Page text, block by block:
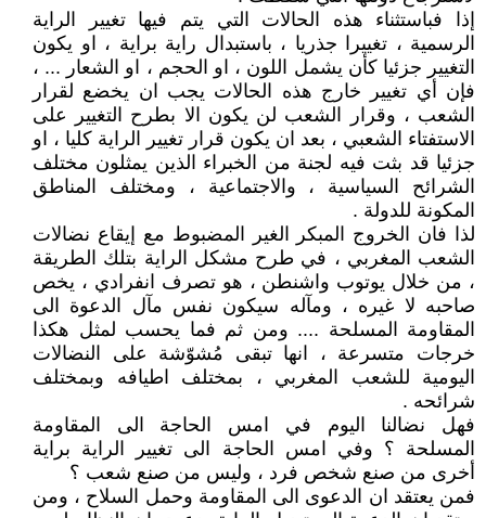
إذا فباستثناء هذه الحالات التي يتم فيها تغيير الراية
الرسمية ، تغييرا جذريا ، باستبدال راية براية ، او يكون
التغيير جزئيا كأن يشمل اللون ، او الحجم ، او الشعار ... ،
فإن أي تغيير خارج هذه الحالات يجب ان يخضع لقرار
الشعب ، وقرار الشعب لن يكون الا بطرح التغيير على
الاستفتاء الشعبي ، بعد ان يكون قرار تغيير الراية كليا ، او
جزئيا قد بثت فيه لجنة من الخبراء الذين يمثلون مختلف
الشرائح السياسية ، والاجتماعية ، ومختلف المناطق
المكونة للدولة .
لذا فان الخروج المبكر الغير المضبوط مع إيقاع نضالات
الشعب المغربي ، في طرح مشكل الراية بتلك الطريقة
، من خلال يوتوب واشنطن ، هو تصرف انفرادي ، يخص
صاحبه لا غيره ، ومآله سيكون نفس مآل الدعوة الى
المقاومة المسلحة .... ومن ثم فما يحسب لمثل هكذا
خرجات متسرعة ، انها تبقى مُشوّشة على النضالات
اليومية للشعب المغربي ، بمختلف اطيافه وبمختلف
شرائحه .
فهل نضالنا اليوم في امس الحاجة الى المقاومة
المسلحة ؟ وفي امس الحاجة الى تغيير الراية براية
أخرى من صنع شخص فرد ، وليس من صنع شعب ؟
فمن يعتقد ان الدعوى الى المقاومة وحمل السلاح ، ومن